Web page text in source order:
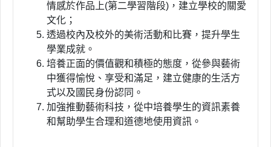
情感於作品上(第二學習階段)，建立學校的關愛
文化；
透過校內及校外的美術活動和比賽，提升學生
學業成就。
培養正面的價值觀和積極的態度，從參與藝術
中獲得愉悅、享受和滿足，建立健康的生活方
式以及國民身份認同。
加強推動藝術科技，從中培養學生的資訊素養
和幫助學生合理和道德地使用資訊。